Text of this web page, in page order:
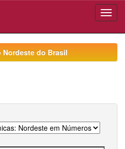
Nordeste do Brasil